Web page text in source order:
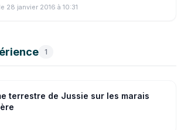
28 janvier 2016 à 10:31
1
terrestre de Jussie sur les marais